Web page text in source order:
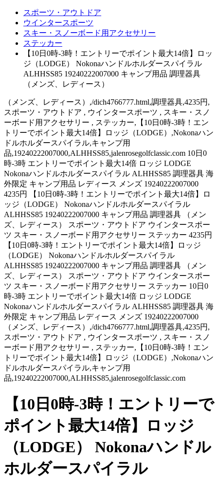
スポーツ・アウトドア
ウインタースポーツ
スキー・スノーボード用アクセサリー
ステッカー
【10日0時-3時！エントリーでポイント最大14倍】ロッ
ジ（LODGE） Nokonaハンドルホルダースパイラル
ALHHSS85 19240222007000 キャンプ用品 調理器具
（メンズ、レディース）
（メンズ、レディース）,/dich4766777.html,調理器具,4235円,
スポーツ・アウトドア , ウインタースポーツ , スキー・スノ
ーボード用アクセサリー , ステッカー,【10日0時-3時！エン
トリーでポイント最大14倍】ロッジ（LODGE）,Nokonaハン
ドルホルダースパイラル,キャンプ用
品,19240222007000,ALHHSS85,jalenrosegolfclassic.com 10日0
時-3時 エントリーでポイント最大14倍 ロッジ LODGE
Nokonaハンドルホルダースパイラル ALHHSS85 調理器具 海
外限定 キャンプ用品 レディース メンズ 19240222007000
4235円 【10日0時-3時！エントリーでポイント最大14倍】ロ
ッジ（LODGE） Nokonaハンドルホルダースパイラル
ALHHSS85 19240222007000 キャンプ用品 調理器具 （メン
ズ、レディース） スポーツ・アウトドア ウインタースポー
ツ スキー・スノーボード用アクセサリー ステッカー 4235円
【10日0時-3時！エントリーでポイント最大14倍】ロッジ
（LODGE） Nokonaハンドルホルダースパイラル
ALHHSS85 19240222007000 キャンプ用品 調理器具 （メン
ズ、レディース） スポーツ・アウトドア ウインタースポー
ツ スキー・スノーボード用アクセサリー ステッカー 10日0
時-3時 エントリーでポイント最大14倍 ロッジ LODGE
Nokonaハンドルホルダースパイラル ALHHSS85 調理器具 海
外限定 キャンプ用品 レディース メンズ 19240222007000
（メンズ、レディース）,/dich4766777.html,調理器具,4235円,
スポーツ・アウトドア , ウインタースポーツ , スキー・スノ
ーボード用アクセサリー , ステッカー,【10日0時-3時！エン
トリーでポイント最大14倍】ロッジ（LODGE）,Nokonaハン
ドルホルダースパイラル,キャンプ用
品,19240222007000,ALHHSS85,jalenrosegolfclassic.com
【10日0時-3時！エントリーで
ポイント最大14倍】ロッジ
（LODGE） Nokonaハンドル
ホルダースパイラル